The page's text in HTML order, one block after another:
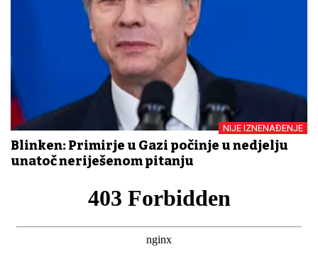
NIJE IZNENAĐENJE
Blinken: Primirje u Gazi počinje u nedjelju
unatoč neriješenom pitanju